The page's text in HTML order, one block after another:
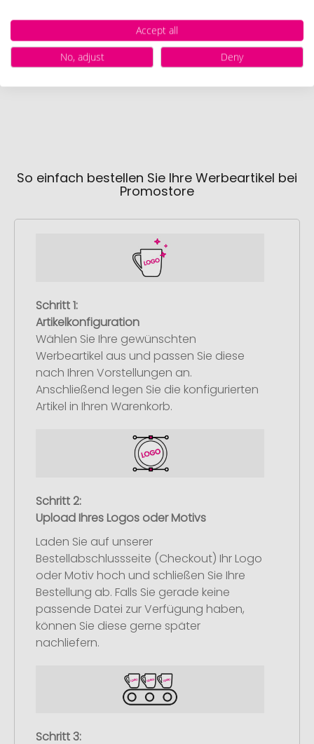
Schnell und einfachhierdie Standskizze
herunterladen.
So einfach bestellen Sie Ihre Werbeartikel bei
Promostore
Schritt 1:
Artikelkonfiguration
Wählen Sie Ihre gewünschten
Werbeartikel aus und passen Sie diese
nach Ihren Vorstellungen an.
Anschließend legen Sie die konfigurierten
Artikel in Ihren Warenkorb.
Schritt 2:
Upload Ihres Logos oder Motivs
Laden Sie auf unserer
Bestellabschlussseite (Checkout) Ihr Logo
oder Motiv hoch und schließen Sie Ihre
Bestellung ab. Falls Sie gerade keine
passende Datei zur Verfügung haben,
können Sie diese gerne später
nachliefern.
Schritt 3:
Accept all
No, adjust
Deny